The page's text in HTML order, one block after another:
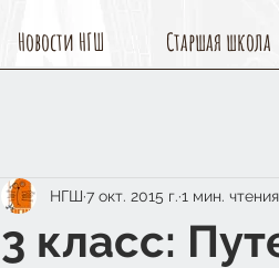
Новости НГШ Старшая школа
3 класс:
НГШ 7 окт. 2015 г. 1 мин. чтения